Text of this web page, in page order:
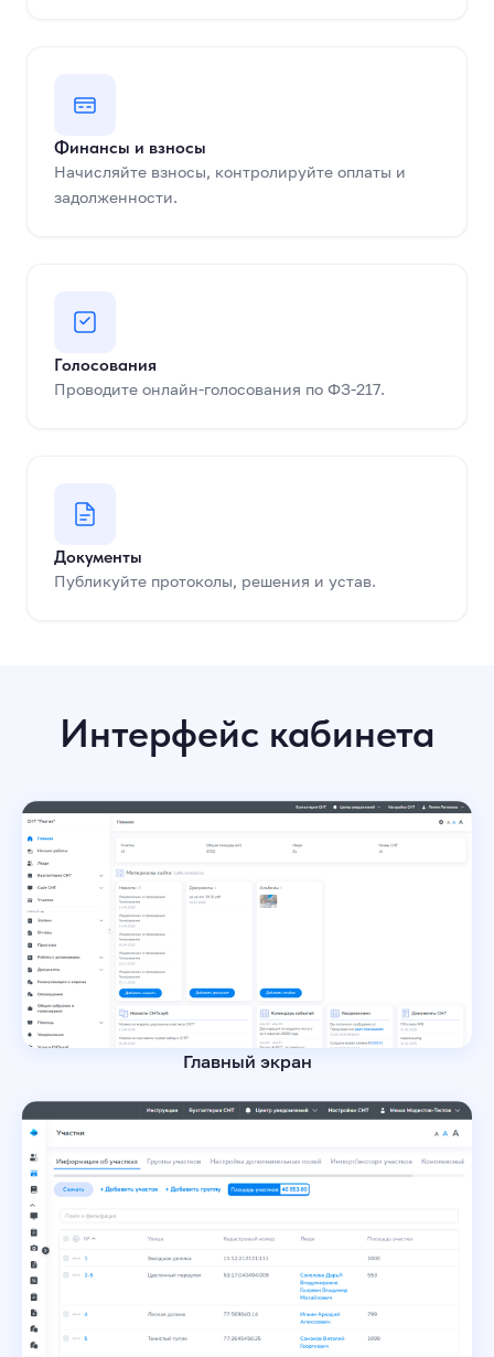
Финансы и взносы
Начисляйте взносы, контролируйте оплаты и
задолженности.
Голосования
Проводите онлайн-голосования по ФЗ-217.
Документы
Публикуйте протоколы, решения и устав.
Интерфейс кабинета
Главный экран